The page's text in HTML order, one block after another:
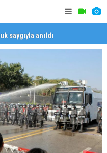
saygıyla anıldı